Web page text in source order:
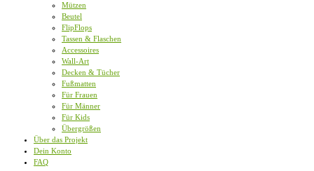
Mützen
Beutel
FlipFlops
Tassen & Flaschen
Accessoires
Wall-Art
Decken & Tücher
Fußmatten
Für Frauen
Für Männer
Für Kids
Übergrößen
Über das Projekt
Dein Konto
FAQ